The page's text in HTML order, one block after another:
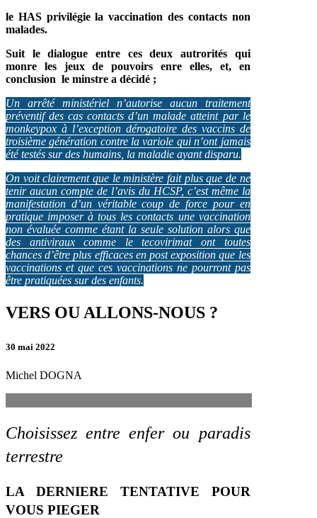
le HAS privilégie la vaccination des contacts non
malades.
Suit le dialogue entre ces deux autrorités qui
monre les jeux de pouvoirs enre elles, et, en
conclusion le minstre a décidé ;
Un arrêté ministériel n’autorise aucun traitement
préventif des cas contacts d’un malade atteint par le
monkeypox à l’exception dérogatoire des vaccins de
troisième génération contre la variole qui n’ont jamais
été testés sur des humains, la maladie ayant disparu.
On voit clairement que le ministère fait plus que de ne
tenir aucun compte de l’avis du HCSP, c’est même la
manifestation d’un véritable coup de force pour en
pratique imposer à tous les contacts une vaccination
non évaluée comme étant la seule solution alors que
des antiviraux comme le tecovirimat ont toutes
chances d’être plus efficaces en post exposition que les
vaccinations et que ces vaccinations ne pourront pas
être pratiquées sur des enfants.
VERS OU ALLONS-NOUS ?
30 mai 2022
Michel DOGNA
Choisissez entre enfer ou paradis
terrestre
LA DERNIERE TENTATIVE POUR
VOUS PIEGER